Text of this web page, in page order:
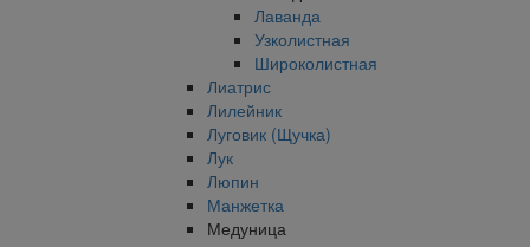
Лаванда
Узколистная
Широколистная
Лиатрис
Лилейник
Луговик (Щучка)
Лук
Люпин
Манжетка
Медуница